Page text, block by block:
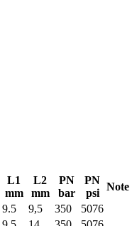
L1
mm
L2
mm
PN
bar
PN
psi
Note
9.5 9,5 350
5076